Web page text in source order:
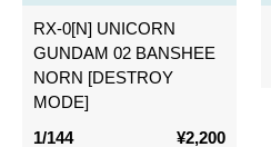
RX-0[N] UNICORN
GUNDAM 02 BANSHEE
NORN [DESTROY
MODE]
1/144
¥2,200